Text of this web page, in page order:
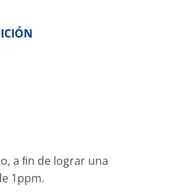
a ﬁn de lograr una
1ppm.